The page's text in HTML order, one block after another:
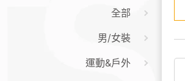
全部
男/女裝
運動&戶外